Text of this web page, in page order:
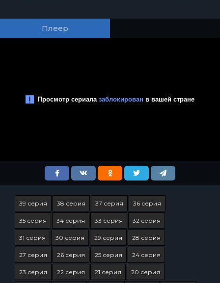
Плеер
39 серия 38 серия 37 серия 36 серия
35 серия 34 серия 33 серия 32 серия
31 серия 30 серия 29 серия 28 серия
27 серия 26 серия 25 серия 24 серия
23 серия 22 серия 21 серия 20 серия